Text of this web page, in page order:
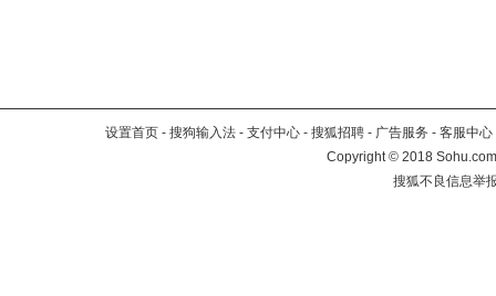
设置首页 - 搜狗输入法 - 支付中心 - 搜狐招聘 - 广告服务 - 客服中心
Copyright©2018
搜狐不良信息举